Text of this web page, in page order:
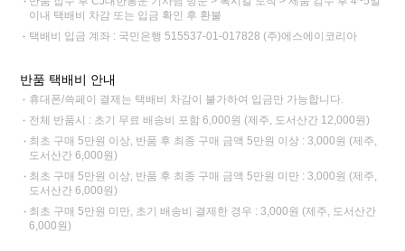
이내 택배비 차감 또는 입금 확인 후 환불
택배비 입금 계좌 : 국민은행 515537-01-017828 (주)에스에이코리아
반품 택배비 안내
휴대폰/쓱페이 결제는 택배비 차감이 불가하여 입금만 가능합니다.
전체 반품시 : 초기 무료 배송비 포함 6,000원 (제주, 도서산간 12,000원)
최초 구매 5만원 이상, 반품 후 최종 구매 금액 5만원 이상 : 3,000원 (제주,
도서산간 6,000원)
최초 구매 5만원 이상, 반품 후 최종 구매 금액 5만원 미만 : 3,000원 (제주,
도서산간 6,000원)
최초 구매 5만원 미만, 초기 배송비 결제한 경우 : 3,000원 (제주, 도서산간
6,000원)